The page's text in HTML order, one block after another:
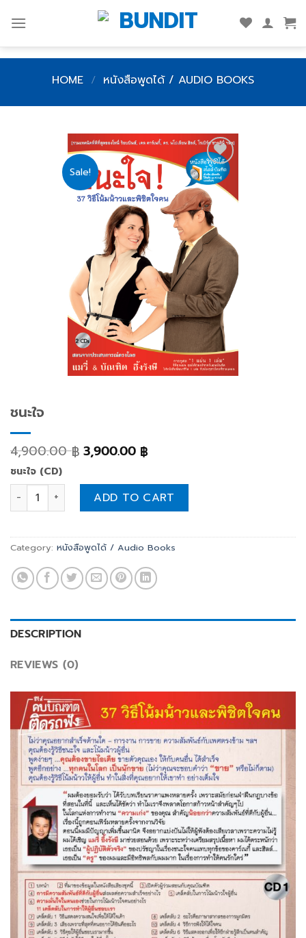
content
HOME / หนังสือพูดได้ / AUDIO BOOKS
Sale!
Add
to
wishlist
ชนะใจ
4,900.00฿ 3,900.00 ฿
ชนะใจ (CD)
ชนะใจ quantity ADD TO CART
Category: หนังสือพูดได้ / Audio Books
DESCRIPTION
REVIEWS (0)